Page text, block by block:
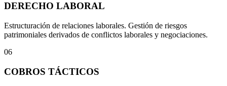
DERECHO LABORAL
Estructuración de relaciones laborales. Gestión de riesgos
patrimoniales derivados de conflictos laborales y negociaciones.
06
COBROS TÁCTICOS